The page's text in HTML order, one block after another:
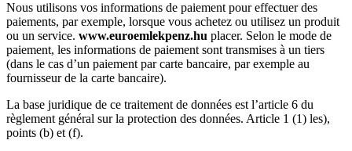
Nous utilisons vos informations de paiement pour effectuer des
paiements, par exemple, lorsque vous achetez ou utilisez un produit
ou un service. www.euroemlekpenz.hu placer. Selon le mode de
paiement, les informations de paiement sont transmises à un tiers
(dans le cas d’un paiement par carte bancaire, par exemple au
fournisseur de la carte bancaire).
La base juridique de ce traitement de données est l’article 6 du
règlement général sur la protection des données. Article 1 (1) les),
points (b) et (f).